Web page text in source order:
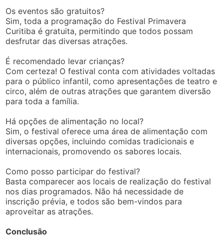
Os eventos são gratuitos?
Sim, toda a programação do Festival Primavera
Curitiba é gratuita, permitindo que todos possam
desfrutar das diversas atrações.
É recomendado levar crianças?
Com certeza! O festival conta com atividades voltadas
para o público infantil, como apresentações de teatro e
circo, além de outras atrações que garantem diversão
para toda a família.
Há opções de alimentação no local?
Sim, o festival oferece uma área de alimentação com
diversas opções, incluindo comidas tradicionais e
internacionais, promovendo os sabores locais.
Como posso participar do festival?
Basta comparecer aos locais de realização do festival
nos dias programados. Não há necessidade de
inscrição prévia, e todos são bem-vindos para
aproveitar as atrações.
Conclusão